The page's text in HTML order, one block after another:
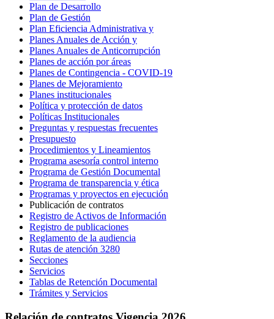
Plan de Desarrollo
Plan de Gestión
Plan Eficiencia Administrativa y
Planes Anuales de Acción y
Planes Anuales de Anticorrupción
Planes de acción por áreas
Planes de Contingencia - COVID-19
Planes de Mejoramiento
Planes institucionales
Política y protección de datos
Políticas Institucionales
Preguntas y respuestas frecuentes
Presupuesto
Procedimientos y Lineamientos
Programa asesoría control interno
Programa de Gestión Documental
Programa de transparencia y ética
Programas y proyectos en ejecución
Publicación de contratos
Registro de Activos de Información
Registro de publicaciones
Reglamento de la audiencia
Rutas de atención 3280
Secciones
Servicios
Tablas de Retención Documental
Trámites y Servicios